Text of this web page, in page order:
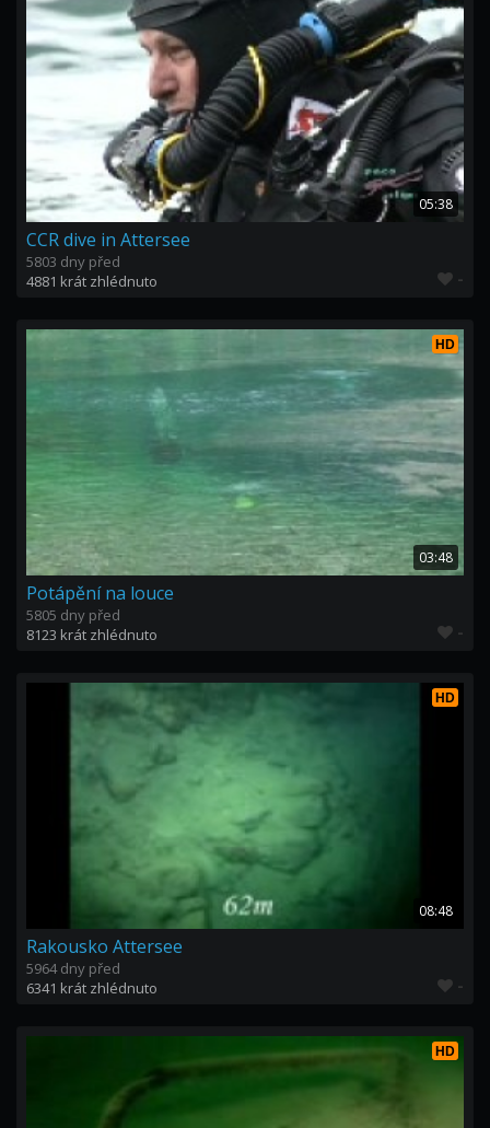
05:38
CCR dive in Attersee
5803 dny před
4881 krát zhlédnuto
-
HD
03:48
Potápění na louce
5805 dny před
8123 krát zhlédnuto
-
HD
08:48
Rakousko Attersee
5964 dny před
6341 krát zhlédnuto
-
HD